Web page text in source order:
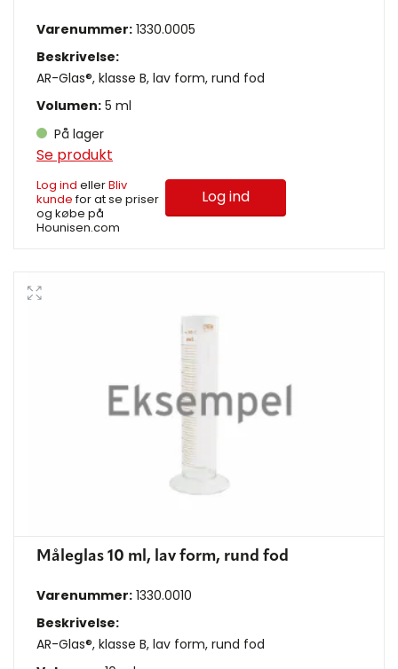
Varenummer: 1330.0005
Beskrivelse:
AR-Glas®, klasse B, lav form, rund fod
Volumen: 5 ml
På lager
Se produkt
Log ind ellerBliv
kundefor at se priser
og købe på
Hounisen.com
Log ind
Måleglas 10 ml, lav form, rund fod
Varenummer: 1330.0010
Beskrivelse:
AR-Glas®, klasse B, lav form, rund fod